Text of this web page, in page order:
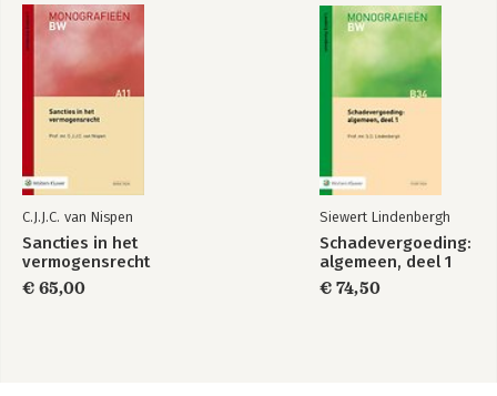
C.J.J.C. van Nispen
Sancties in het
vermogensrecht
€ 65,00
Siewert Lindenbergh
Schadevergoeding:
algemeen, deel 1
€ 74,50